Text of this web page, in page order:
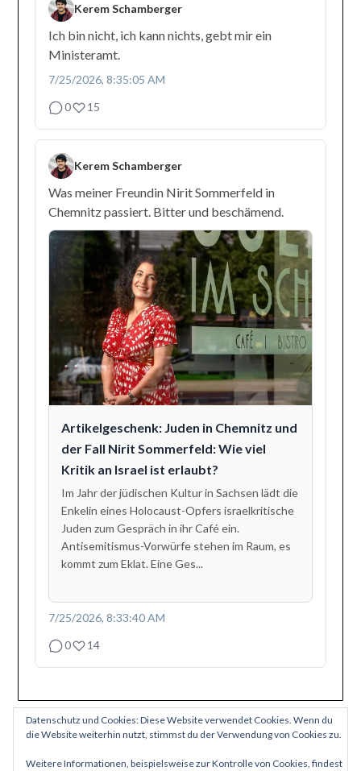
Kerem Schamberger
Ich bin nicht, ich kann nichts, gebt mir ein
Ministeramt.
7/25/2026, 8:35:05 AM
0
15
Kerem Schamberger
Was meiner Freundin Nirit Sommerfeld in
Chemnitz passiert. Bitter und beschämend.
Artikelgeschenk: Juden in Chemnitz und
der Fall Nirit Sommerfeld: Wie viel
Kritik an Israel ist erlaubt?
Im Jahr der jüdischen Kultur in Sachsen lädt die
Enkelin eines Holocaust-Opfers israelkritische
Juden zum Gespräch in ihr Café ein.
Antisemitismus-Vorwürfe stehen im Raum, es
kommt zum Eklat. Eine Ges...
7/25/2026, 8:33:40 AM
0
14
Datenschutz und Cookies: Diese Website verwendet Cookies. Wenn du
die Website weiterhin nutzt, stimmst du der Verwendung von Cookies zu.
Weitere Informationen, beispielsweise zur Kontrolle von Cookies, findest